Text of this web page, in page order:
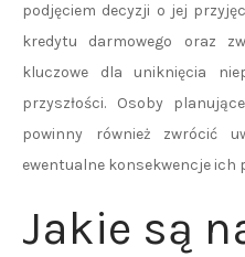
podjęciem decyzji o jej
kredytu darmowego oraz
kluczowe dla uniknięcia
przyszłości. Osoby
powinny również zwrócić
ewentualne konsekwencje ich
Jakie są